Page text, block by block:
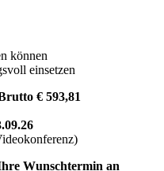
können
einsetzen
€ 593,81
Wunschtermin an